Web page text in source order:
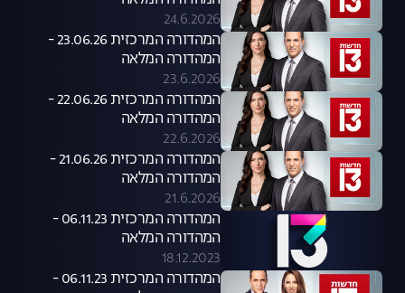
24.6.2026
המהדורה המרכזית 23.06.26 -
המהדורה המלאה
23.6.2026
המהדורה המרכזית 22.06.26 -
המהדורה המלאה
22.6.2026
המהדורה המרכזית 21.06.26 -
המהדורה המלאה
21.6.2026
המהדורה המרכזית 06.11.23 -
המהדורה המלאה
18.12.2023
המהדורה המרכזית 06.11.23 -